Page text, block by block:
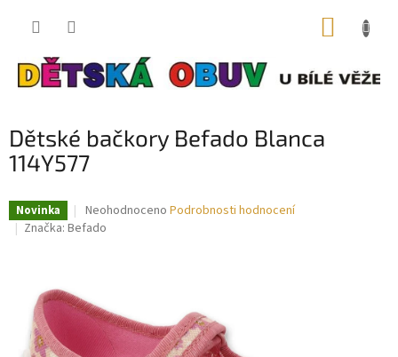
Dětské bačkory Befado Blanca
114Y577
Novinka
Průměrné
hodnocení
5
hvězdiček.
Neohodnoceno Podrobnosti hodnocení
Značka: Befado